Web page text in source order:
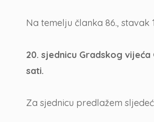
Na temelju članka 86., stavak
20. sjednicu Gradskog
sati.
Za sjednicu predlažem